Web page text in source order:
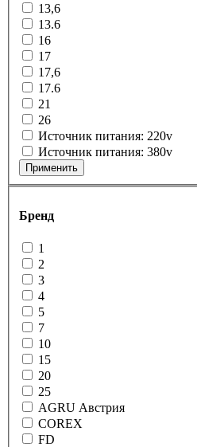
13,6
13.6
16
17
17,6
17.6
21
26
Источник питания: 220v
Источник питания: 380v
Применить
Бренд
1
2
3
4
5
7
10
15
20
25
AGRU Австрия
COREX
FD